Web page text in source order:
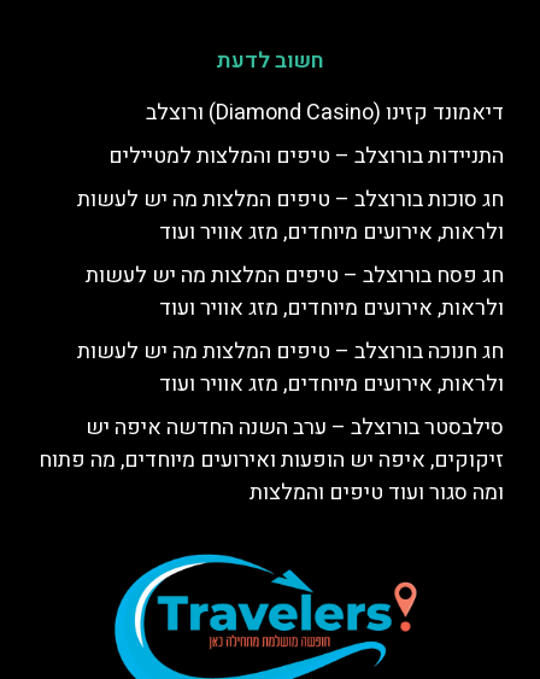
חשוב לדעת
דיאמונד קזינו (Diamond Casino) ורוצלב
התניידות בורוצלב – טיפים והמלצות למטיילים
חג סוכות בורוצלב – טיפים המלצות מה יש לעשות
ולראות, אירועים מיוחדים, מזג אוויר ועוד
חג פסח בורוצלב – טיפים המלצות מה יש לעשות
ולראות, אירועים מיוחדים, מזג אוויר ועוד
חג חנוכה בורוצלב – טיפים המלצות מה יש לעשות
ולראות, אירועים מיוחדים, מזג אוויר ועוד
סילבסטר בורוצלב – ערב השנה החדשה איפה יש
זיקוקים, איפה יש הופעות ואירועים מיוחדים, מה פתוח
ומה סגור ועוד טיפים והמלצות